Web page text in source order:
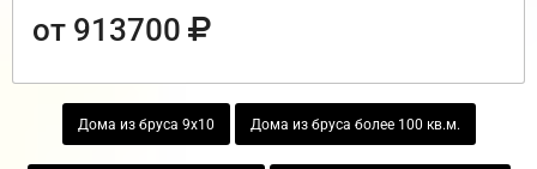
от 913700
Дома из бруса 9х10 Дома из бруса более 100 кв.м.